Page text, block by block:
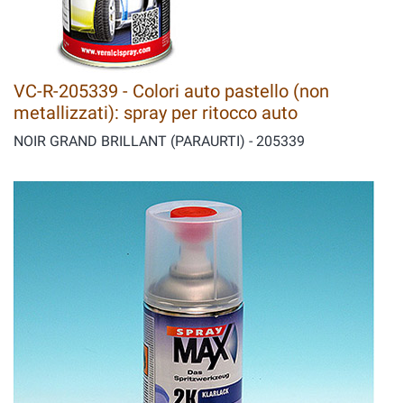
VC-R-205339 - Colori auto pastello (non
metallizzati): spray per ritocco auto
NOIR GRAND BRILLANT (PARAURTI) - 205339